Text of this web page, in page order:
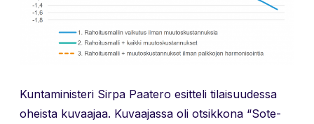
Kuntaministeri Sirpa Paatero esitteli tilaisuudessa
oheista kuvaajaa. Kuvaajassa oli otsikkona “Sote-